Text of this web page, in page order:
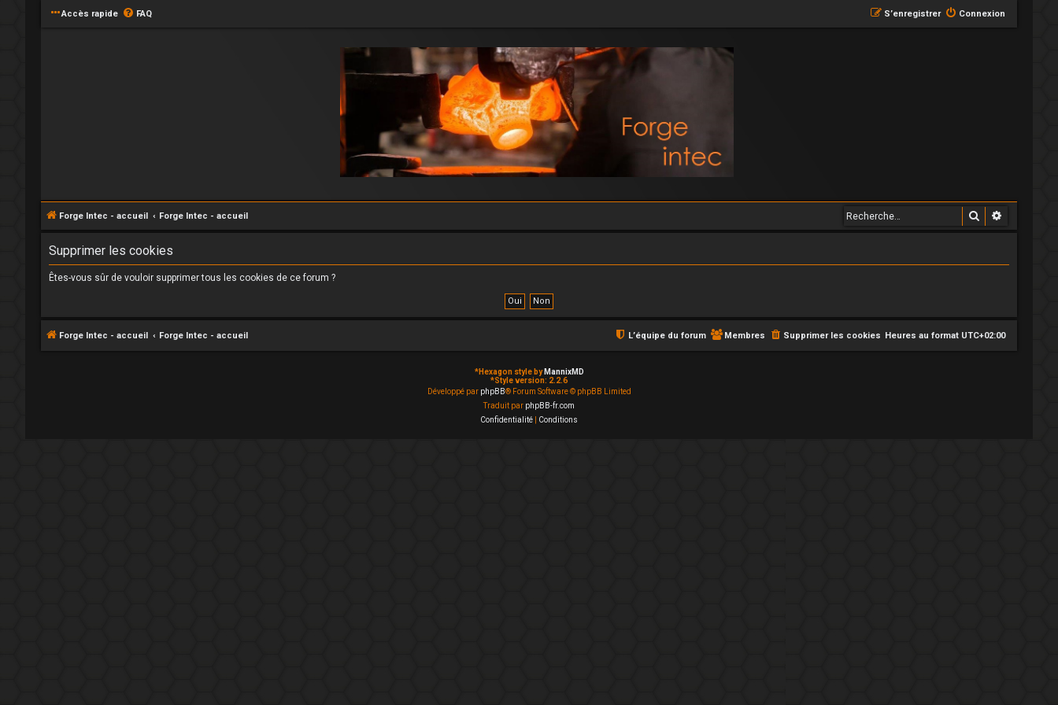
Accès rapide FAQ Connexion
S’enregistrer
Forge Intec - accueil Forge Intec - accueil Rechercher
Supprimer les cookies
Êtes-vous sûr de vouloir supprimer tous les cookies de ce forum ?
Forge Intec - accueil Forge Intec - accueil Heures au format UTC+02:00
Supprimer les cookies
Membres
L’équipe du forum
*Hexagon style by MannixMD
*Style version: 2.2.6
Développé par phpBB® Forum Software © phpBB Limited
Traduit par phpBB-fr.com
Confidentialité
Conditions